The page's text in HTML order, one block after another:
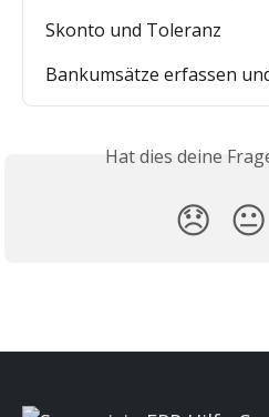
Skonto und Toleranz
Bankumsätze erfassen
Hat dies deine
😞 😐